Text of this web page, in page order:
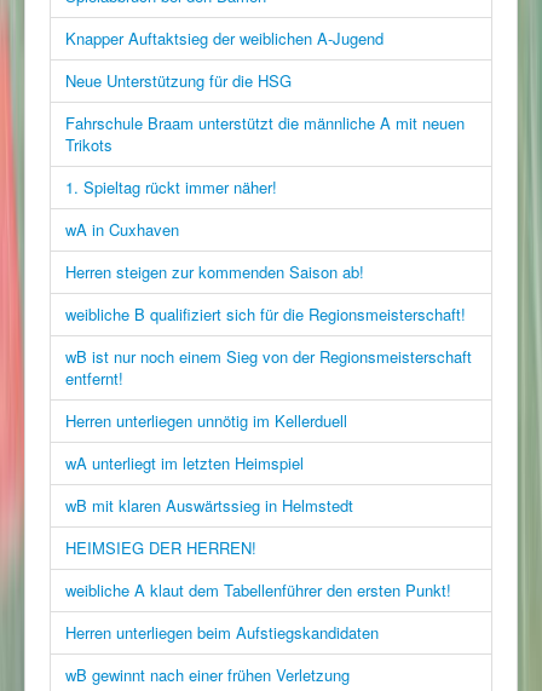
Knapper Auftaktsieg der weiblichen A-Jugend
Neue Unterstützung für die HSG
Fahrschule Braam unterstützt die männliche A mit neuen
Trikots
1. Spieltag rückt immer näher!
wA in Cuxhaven
Herren steigen zur kommenden Saison ab!
weibliche B qualifiziert sich für die Regionsmeisterschaft!
wB ist nur noch einem Sieg von der Regionsmeisterschaft
entfernt!
Herren unterliegen unnötig im Kellerduell
wA unterliegt im letzten Heimspiel
wB mit klaren Auswärtssieg in Helmstedt
HEIMSIEG DER HERREN!
weibliche A klaut dem Tabellenführer den ersten Punkt!
Herren unterliegen beim Aufstiegskandidaten
wB gewinnt nach einer frühen Verletzung